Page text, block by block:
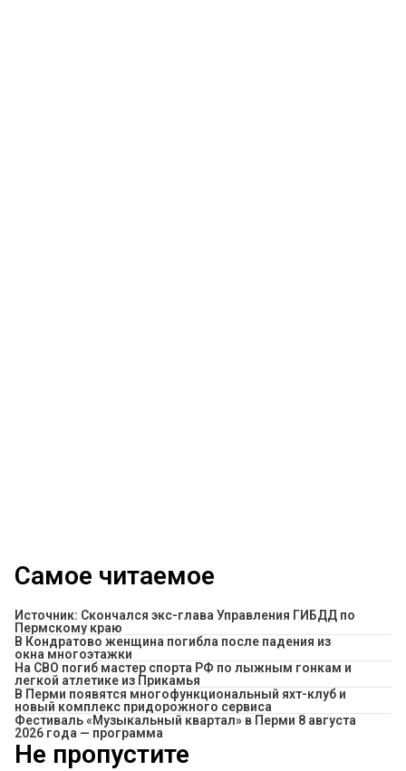
Самое читаемое
Источник: Скончался экс-глава Управления ГИБДД по
Пермскому краю
В Кондратово женщина погибла после падения из
окна многоэтажки
На СВО погиб мастер спорта РФ по лыжным гонкам и
легкой атлетике из Прикамья
В Перми появятся многофункциональный яхт-клуб и
новый комплекс придорожного сервиса
Фестиваль «Музыкальный квартал» в Перми 8 августа
2026 года — программа
Не пропустите